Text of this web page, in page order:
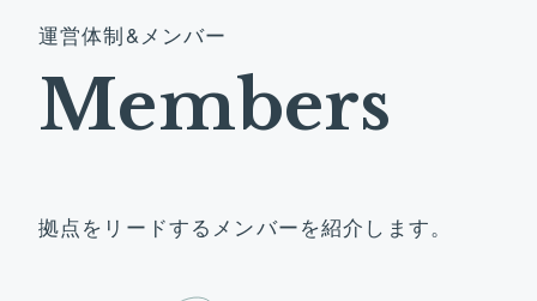
運営体制&メ ンバー
Members
拠点をリードするメンバーを紹介します。